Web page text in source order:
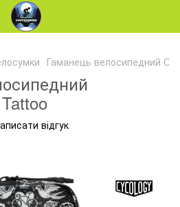
Гаманець велосипедний
відгук